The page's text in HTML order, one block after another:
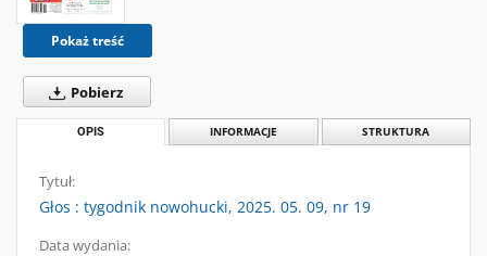
Pokaż treść
Pobierz
OPIS INFORMACJE STRUKTURA
Tytuł:
Głos : tygodnik nowohucki, 2025. 05. 09, nr 19
Data wydania: